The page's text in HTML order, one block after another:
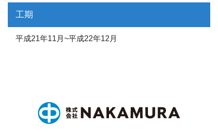
工期
平成21年11月~平成22年12月